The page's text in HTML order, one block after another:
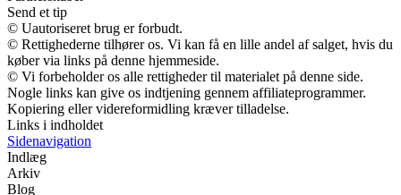
Send et tip
© Uautoriseret brug er forbudt.
© Rettighederne tilhører os. Vi kan få en lille andel af salget, hvis du
køber via links på denne hjemmeside.
© Vi forbeholder os alle rettigheder til materialet på denne side.
Nogle links kan give os indtjening gennem affiliateprogrammer.
Kopiering eller videreformidling kræver tilladelse.
Links i indholdet
Sidenavigation
Indlæg
Arkiv
Blog